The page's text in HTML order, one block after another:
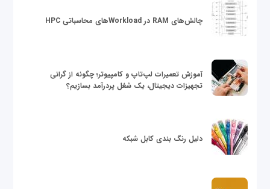
چالش‌های RAM در Workloadهای محاسباتی HPC
آموزش تعمیرات لپ‌تاپ و کامپیوتر؛ چگونه از گرانی
تجهیزات دیجیتال، یک شغل پردرآمد بسازیم؟
دلیل رنگ بندی کابل شبکه